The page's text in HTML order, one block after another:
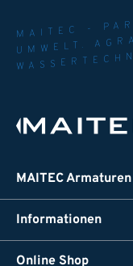
MAITEC -
UMWELT.
MAITEC
Informationen
Online Shop